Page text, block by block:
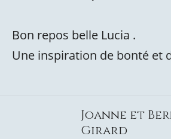
Bon repos belle Lucia .
Une inspiration de bonté et
Joanne et
Girard